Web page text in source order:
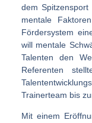
dem
mentale
Fördersystem
will mentale
Talenten den
Referenten
Trainerteam bis
Mit einem